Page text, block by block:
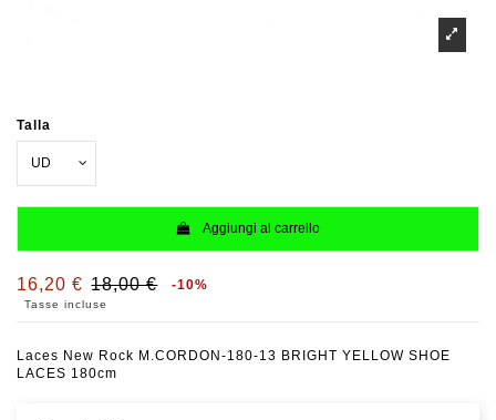
Talla
Aggiungi al carrello
16,20 € 18,00 € -10%
Tasse incluse
Laces New Rock M.CORDON-180-13 BRIGHT YELLOW SHOE
LACES 180cm